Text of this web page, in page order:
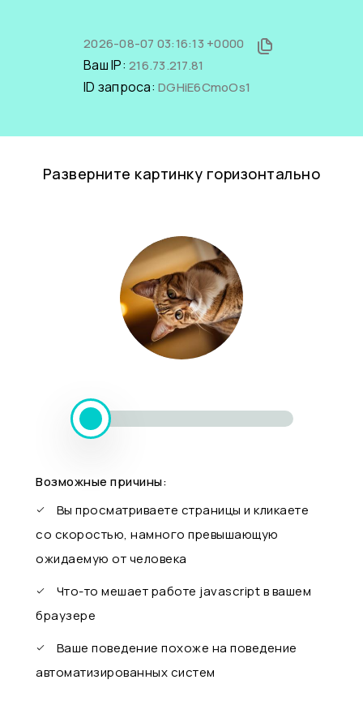
2026-08-07 03:16:13 +0000
Ваш IP: 216.73.217.81
ID запроса: DGHiE6CmoOs1
Разверните картинку горизонтально
Возможные причины:
Вы просматриваете страницы и кликаете
со скоростью, намного превышающую
ожидаемую от человека
Что-то мешает работе javascript в вашем
браузере
Ваше поведение похоже на поведение
автоматизированных систем